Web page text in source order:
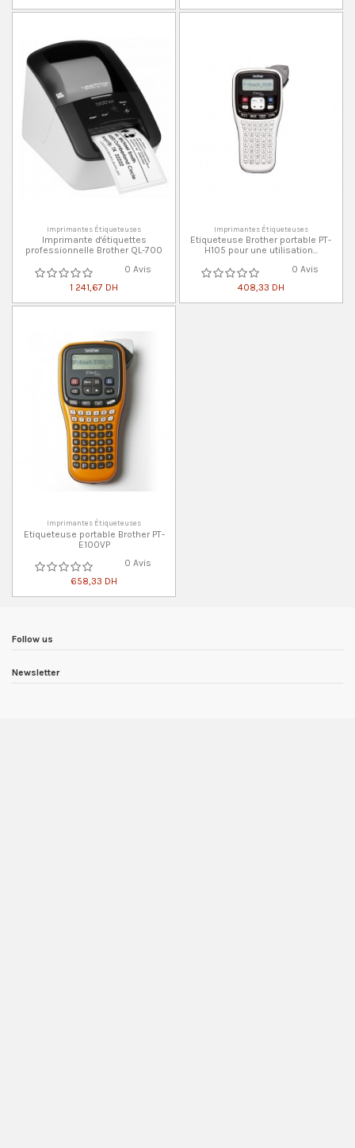
Imprimantes Étiqueteuses
Imprimante d'étiquettes
professionnelle Brother QL-700
0 Avis
1 241,67 DH
Imprimantes Étiqueteuses
Etiqueteuse Brother portable PT-
H105 pour une utilisation...
0 Avis
408,33 DH
Imprimantes Étiqueteuses
Etiqueteuse portable Brother PT-
E100VP
0 Avis
658,33 DH
Follow us
Newsletter